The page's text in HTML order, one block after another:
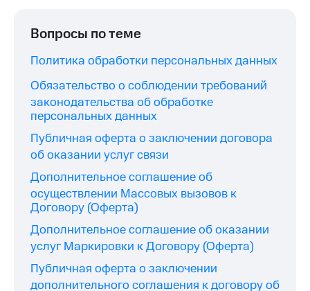
Вопросы по теме
Политика обработки персональных данных
Обязательство о соблюдении требований
законодательства об обработке
персональных данных
Публичная оферта о заключении договора
об оказании услуг связи
Дополнительное соглашение об
осуществлении Массовых вызовов к
Договору (Оферта)
Дополнительное соглашение об оказании
услуг Маркировки к Договору (Оферта)
Публичная оферта о заключении
дополнительного соглашения к договору об